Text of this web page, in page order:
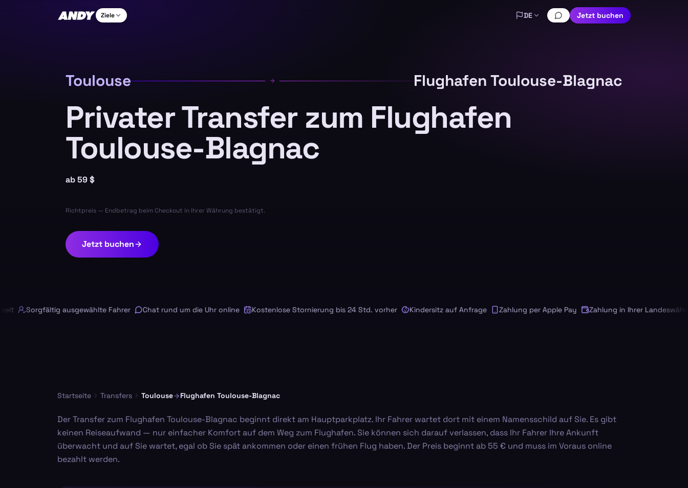
Ziele DE Jetzt buchen
Toulouse Flughafen Toulouse-Blagnac
Privater Transfer zum Flughafen
Toulouse-Blagnac
ab59 $
Richtpreis — Endbetrag beim Checkout in Ihrer Währung bestätigt.
Jetzt buchen
Sorgfältig ausgewählte Fahrer Chat rund um die Uhr online Kostenlose Stornierung bis 24 Std. vorher Kindersitz auf Anfrage Zahlung per Apple Pay Zahlung in Ihrer Landeswährung
Startseite Transfers Toulouse Flughafen Toulouse-Blagnac
Der Transfer zum Flughafen Toulouse-Blagnac beginnt direkt am Hauptparkplatz. Ihr Fahrer wartet dort mit einem Namensschild auf Sie. Es gibt
keinen Reiseaufwand — nur einfacher Komfort auf dem Weg zum Flughafen. Sie können sich darauf verlassen, dass Ihr Fahrer Ihre Ankunft
überwacht und auf Sie wartet, egal ob Sie spät ankommen oder einen frühen Flug haben. Der Preis beginnt ab 55 € und muss im Voraus online
bezahlt werden.